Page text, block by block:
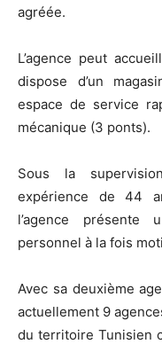
agréée.
L’agence peut
dispose d’un
espace de service
mécanique (3 ponts).
Sous la
expérience de 44
l’agence
personnel à la fois
Avec sa deuxième
actuellement 9
du territoire Tunisien